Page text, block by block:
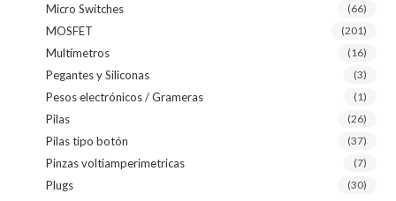
Micro Switches (66)
MOSFET (201)
Multímetros (16)
Pegantes y Siliconas (3)
Pesos electrónicos / Grameras (1)
Pilas (26)
Pilas tipo botón (37)
Pinzas voltiamperimetricas (7)
Plugs (30)